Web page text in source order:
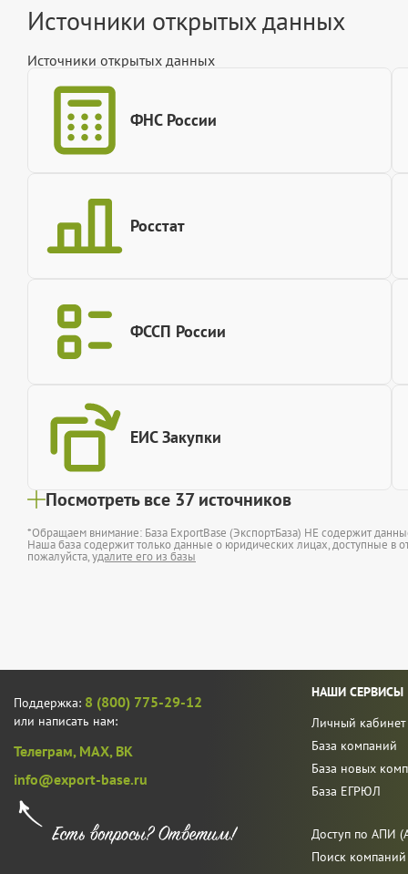
Источники открытых данных
Источники открытых данных
ФНС России
Росстат
ФССП России
ЕИС Закупки
Посмотреть все 37 источников
*Обращаем внимание: База ExportBase (ЭкспортБаза) НЕ содержит
Наша база содержит только данные о юридических лицах, доступные в
пожалуйста,удалите его из базы
Поддержка: 8 (800) 775-29-12
или написать нам:
Телеграм, MAX, ВК
info@export-base.ru
НАШИ СЕРВИСЫ
Личный кабинет
База компаний
База новых
База ЕГРЮЛ
Доступ по АПИ
Поиск